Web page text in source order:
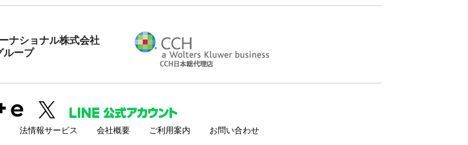
ナショナル株式会社
ループ
法情報サービス 会社概要 ご利用案内 お問い合わせ